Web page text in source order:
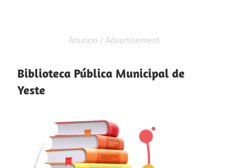
Biblioteca Pública Municipal de
Yeste